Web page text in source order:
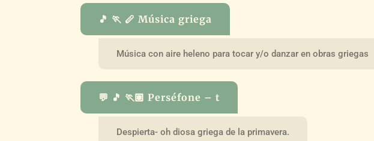
🎵 🏃 🪈 Música griega
Música con aire heleno para tocar y/o danzar en obras griegas
💬 🎵 🏃🏽 Perséfone – t
Despierta- oh diosa griega de la primavera.